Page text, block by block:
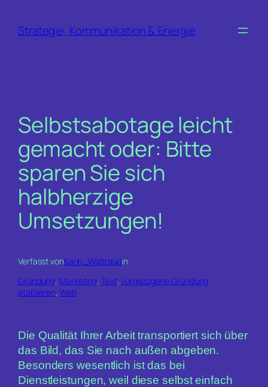
springen
Strategie, Kommunikation & Energie
Selbstsabotage leicht
gemacht oder: Bitte
sparen Sie sich
halbherzige
Umsetzungen!
Verfasst vonKarin_Waltraudin
Gründung, Marketing, Text, vorgezogene Gründung
etablieren, Web
Die Qualität Ihrer Arbeit transportiert sich über
das Bild, das Sie nach außen abgeben.
Besonders wesentlich ist das bei
Dienstleistungen, weil diese selbst einfach